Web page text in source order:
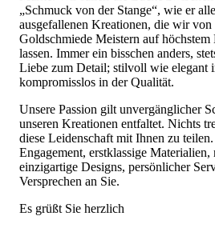
„Schmuck von der Stange“, wie er
ausgefallenen Kreationen, die wir von
Goldschmiede Meistern auf höchstem
lassen. Immer ein bisschen anders,
Liebe zum Detail; stilvoll wie elegant
kompromisslos in der Qualität.
Unsere Passion gilt unvergänglicher
unseren Kreationen entfaltet. Nichts
diese Leidenschaft mit Ihnen zu
Engagement, erstklassige Materialien,
einzigartige Designs, persönlicher
Versprechen an Sie.
Es grüßt Sie herzlich